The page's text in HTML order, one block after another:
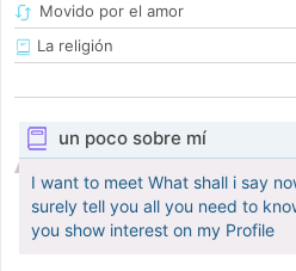
Movido por el amor
La religión
un poco sobre mí
I want to meet What shall i say
surely tell you all you need to
you show interest on my Profile